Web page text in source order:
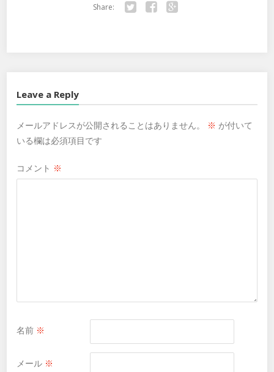
Share:
Leave a Reply
メールアドレスが公開されることはありません。 ※ が付いて
いる欄は必須項目です
コメント ※
名前 ※
メール ※